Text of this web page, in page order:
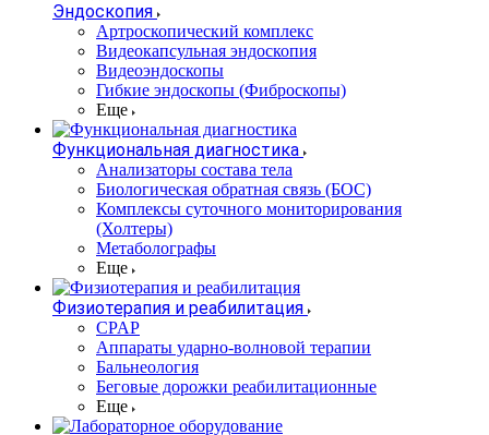
Эндоскопия
Артроскопический комплекс
Видеокапсульная эндоскопия
Видеоэндоскопы
Гибкие эндоскопы (Фиброcкопы)
Еще
Функциональная диагностика
Анализаторы состава тела
Биологическая обратная связь (БОС)
Комплексы суточного мониторирования
(Холтеры)
Метаболографы
Еще
Физиотерапия и реабилитация
CPAP
Аппараты ударно-волновой терапии
Бальнеология
Беговые дорожки реабилитационные
Еще